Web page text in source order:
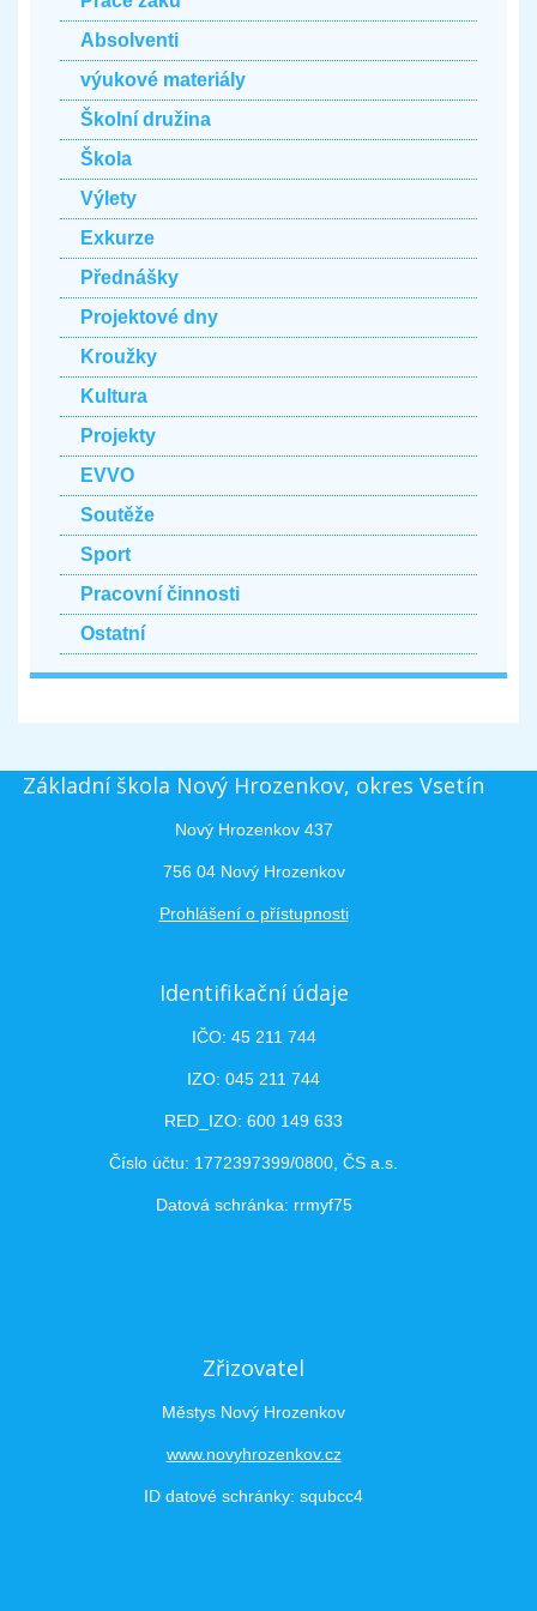
Absolventi
výukové materiály
Školní družina
Škola
Výlety
Exkurze
Přednášky
Projektové dny
Kroužky
Kultura
Projekty
EVVO
Soutěže
Sport
Pracovní činnosti
Ostatní
Základní škola Nový Hrozenkov, okres Vsetín
Nový Hrozenkov 437
756 04 Nový Hrozenkov
Prohlášení o přístupnosti
Identifikační údaje
IČO: 45 211 744
IZO: 045 211 744
RED_IZO: 600 149 633
Číslo účtu: 1772397399/0800, ČS a.s.
Datová schránka: rrmyf75
Zřizovatel
Městys Nový Hrozenkov
www.novyhrozenkov.cz
ID datové schránky: squbcc4